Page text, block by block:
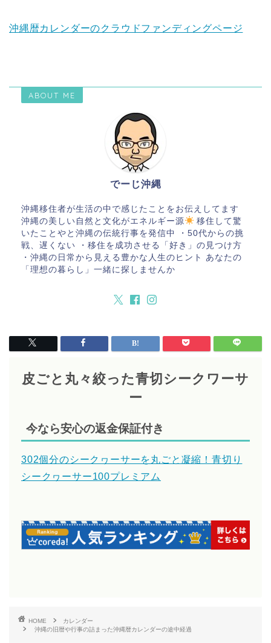
沖縄暦カレンダーのクラウドファンディングページ
ABOUT ME
でーじ沖縄
沖縄移住者が生活の中で感じたことをお伝えしてます
沖縄の美しい自然と文化がエネルギー源
移住して驚
いたことやと沖縄の伝統行事を発信中 ・50代からの挑
戦、遅くない ・移住を成功させる「好き」の見つけ方
・沖縄の日常から見える豊かな人生のヒント あなたの
「理想の暮らし」一緒に探しませんか
皮ごと丸々絞った青切シークワーサ
ー
今なら安心の返金保証付き
302個分のシークヮーサーを丸ごと凝縮！青切り
シークヮーサー100プレミアム
HOME
カレンダー
沖縄の旧暦や行事の詰まった沖縄暦カレンダーの途中経過